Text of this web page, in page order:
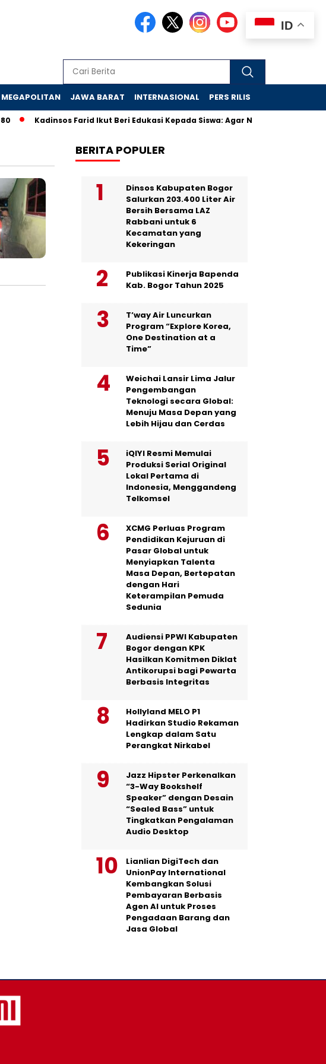
MEGAPOLITAN JAWA BARAT INTERNASIONAL PERS RILIS
Kadinsos Farid Ikut Beri Edukasi Kepada Siswa: Agar Nyaman di Sekolah
BERITA POPULER
Dinsos Kabupaten Bogor
Salurkan 203.400 Liter Air
Bersih Bersama LAZ
Rabbani untuk 6
Kecamatan yang
Kekeringan
Publikasi Kinerja Bapenda
Kab. Bogor Tahun 2025
T’way Air Luncurkan
Program “Explore Korea,
One Destination at a
Time”
Weichai Lansir Lima Jalur
Pengembangan
Teknologi secara Global:
Menuju Masa Depan yang
Lebih Hijau dan Cerdas
iQIYI Resmi Memulai
Produksi Serial Original
Lokal Pertama di
Indonesia, Menggandeng
Telkomsel
XCMG Perluas Program
Pendidikan Kejuruan di
Pasar Global untuk
Menyiapkan Talenta
Masa Depan, Bertepatan
dengan Hari
Keterampilan Pemuda
Sedunia
Audiensi PPWI Kabupaten
Bogor dengan KPK
Hasilkan Komitmen Diklat
Antikorupsi bagi Pewarta
Berbasis Integritas
Hollyland MELO P1
Hadirkan Studio Rekaman
Lengkap dalam Satu
Perangkat Nirkabel
Jazz Hipster Perkenalkan
“3-Way Bookshelf
Speaker” dengan Desain
“Sealed Bass” untuk
Tingkatkan Pengalaman
Audio Desktop
Lianlian DigiTech dan
UnionPay International
Kembangkan Solusi
Pembayaran Berbasis
Agen AI untuk Proses
Pengadaan Barang dan
Jasa Global
ID